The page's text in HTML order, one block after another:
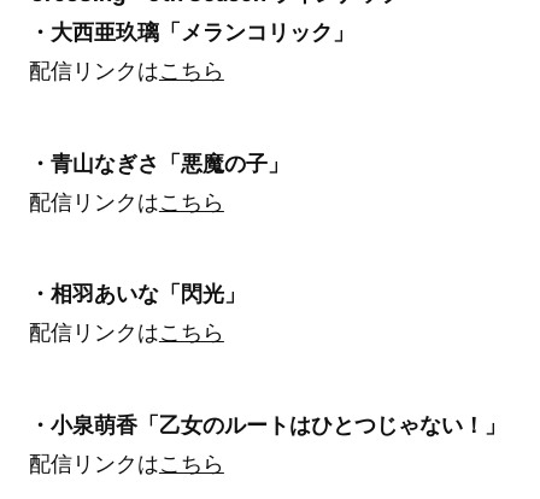
・大西亜玖璃「メランコリック」
配信リンクはこちら
・青山なぎさ「悪魔の子」
配信リンクはこちら
・相羽あいな「閃光」
配信リンクはこちら
・小泉萌香「乙女のルートはひとつじゃない！」
配信リンクはこちら